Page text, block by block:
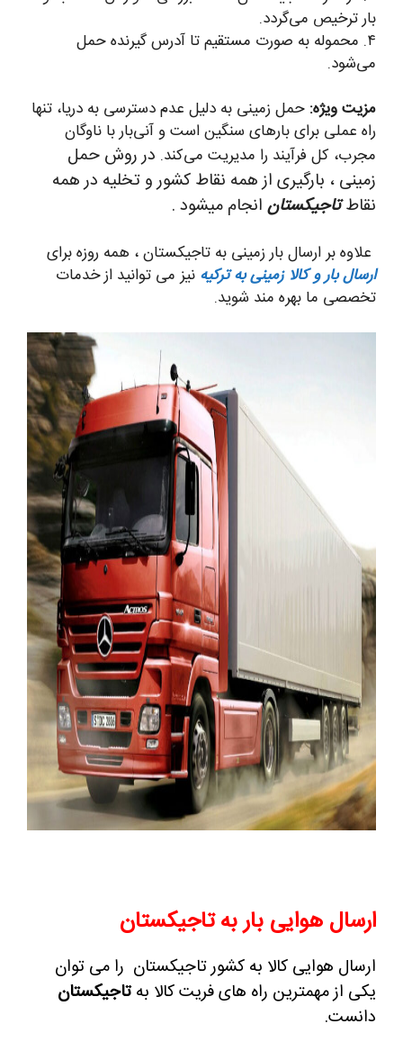
بار ترخیص می‌گردد.
۴. محموله به صورت مستقیم تا آدرس گیرنده حمل
می‌شود.
مزیت ویژه: حمل زمینی به دلیل عدم دسترسی به دریا، تنها
راه عملی برای بارهای سنگین است و آنی‌بار با ناوگان
مجرب، کل فرآیند را مدیریت می‌کند. در روش حمل
زمینی ، بارگیری از همه نقاط کشور و تخلیه در همه
نقاطتاجیکستان انجام میشود .
علاوه بر ارسال بار زمینی به تاجیکستان ، همه روزه برای
ارسال بار و کالا زمینی به ترکیه نیز می توانید از خدمات
تخصصی ما بهره مند شوید.
ارسال هوایی بار به تاجیکستان
ارسال هوایی کالا به کشور تاجیکستان را می توان
یکی از مهمترین راه های فریت کالا بهتاجیکستان
دانست.